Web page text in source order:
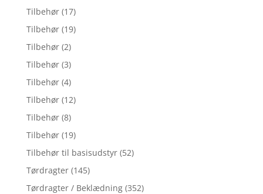
Tilbehør (17)
Tilbehør (19)
Tilbehør (2)
Tilbehør (3)
Tilbehør (4)
Tilbehør (12)
Tilbehør (8)
Tilbehør (19)
Tilbehør til basisudstyr (52)
Tørdragter (145)
Tørdragter / Beklædning (352)